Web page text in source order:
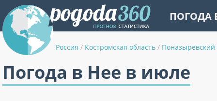
ПОГОДА
Россия / Костромская область /
Погода в Нее в июле